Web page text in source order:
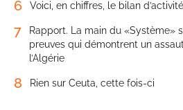
6 Voici, en chiffres, le bilan
7
Rapport. La main du «Système»
preuves qui démontrent un
l’Algérie
8 Rien sur Ceuta, cette fois-ci